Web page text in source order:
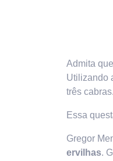
Admita
Utilizando
três cabras.
Essa
Gregor
ervilhas.